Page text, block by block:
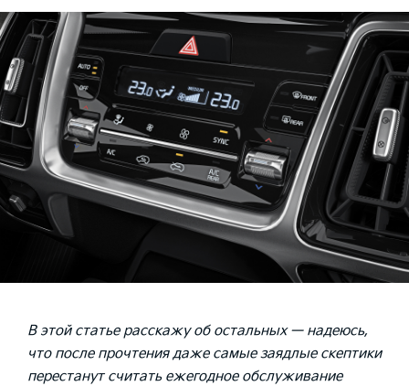
В этой статье расскажу об остальных — надеюсь,
что после прочтения даже самые заядлые скептики
перестанут считать ежегодное обслуживание